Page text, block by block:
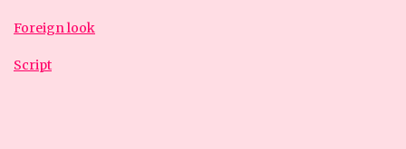
Foreign look
Script